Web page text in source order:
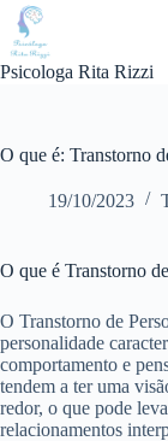
Pular
para
conteúdo
Psicologa Rita Rizzi
O que é: Transtorno
19/10/2023
O que é Transtorno
O Transtorno de
personalidade
comportamento e
tendem a ter uma
redor, o que pode
relacionamentos